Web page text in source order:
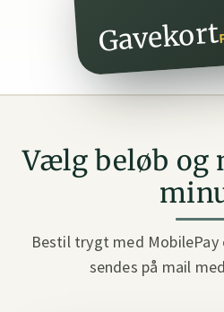
Gavekort
Vælg beløb og
Bestil trygt med
sendes på mail